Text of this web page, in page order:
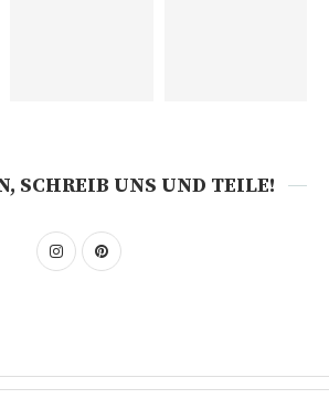
SCHREIB UNS UND TEILE!